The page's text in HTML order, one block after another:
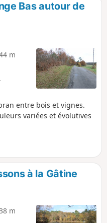
p
Bas autour de
m
entre bois et vignes.
variées et évolutives
à la Gâtine
m